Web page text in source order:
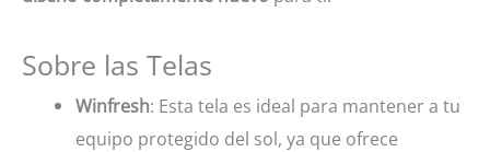
Sobre las Telas
Winfresh: Esta tela es ideal para mantener a tu
equipo protegido del sol, ya que ofrece